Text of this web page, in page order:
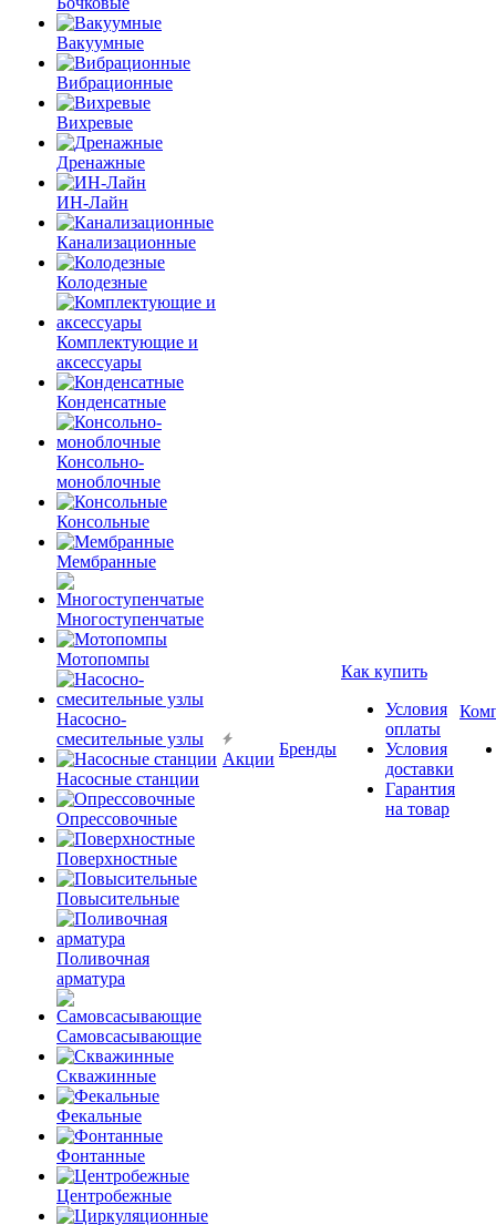
Вакуумные
Вибрационные
Вихревые
Дренажные
ИН-Лайн
Канализационные
Колодезные
Комплектующие и
аксессуары
Конденсатные
Консольно-
моноблочные
Консольные
Мембранные
Многоступенчатые
Мотопомпы
Насосно-
смесительные узлы
Насосные станции
Опрессовочные
Поверхностные
Повысительные
Поливочная
арматура
Самовсасывающие
Скважинные
Фекальные
Фонтанные
Центробежные
Акции
Бренды
Как купить
Условия
оплаты
Условия
доставки
Гарантия
на товар